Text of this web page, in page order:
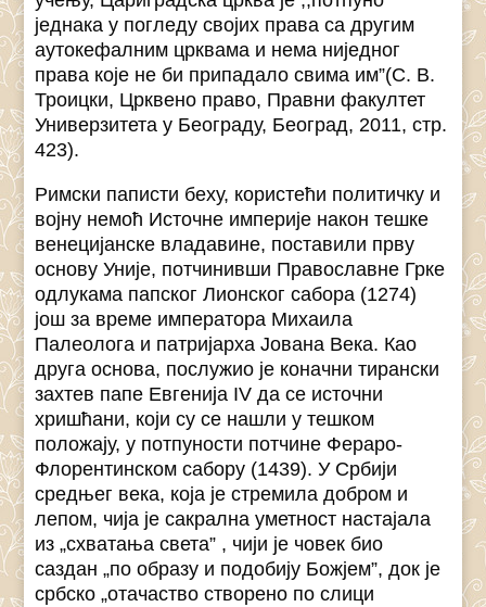
једнака у погледу својих права са другим
аутокефалним црквама и нема ниједног
права које не би припадало свима им”(С. В.
Троицки, Црквено право, Правни факултет
Универзитета у Београду, Београд, 2011, стр.
423).
Римски паписти беху, користећи политичку и
војну немоћ Источне империје након тешке
венецијанске владавине, поставили прву
основу Уније, потчинивши Православне Грке
одлукама папског Лионског сабора (1274)
још за време императора Михаила
Палеолога и патријарха Јована Века. Као
друга основа, послужио је коначни тирански
захтев папе Евгенија IV да се источни
хришћани, који су се нашли у тешком
положају, у потпуности потчине Фераро-
Флорентинском сабору (1439). У Србији
средњег века, која је стремила добром и
лепом, чија је сакрална уметност настајала
из „схватања света” , чији је човек био
саздан „по образу и подобију Божјем”, док је
србско „отачаство створено по слици